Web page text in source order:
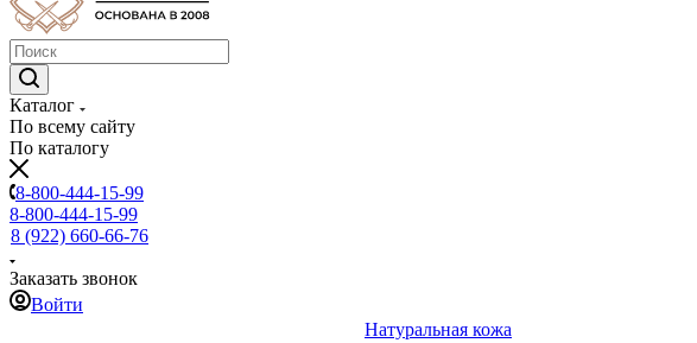
Каталог
По всему сайту
По каталогу
8-800-444-15-99
8-800-444-15-99
8 (922) 660-66-76
Заказать звонок
Войти
Натуральная кожа